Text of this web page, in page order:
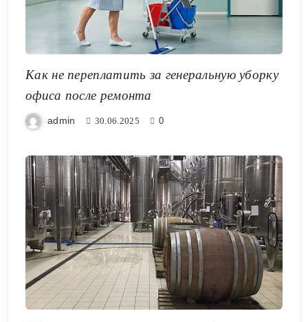
Как не переплатить за генеральную уборку
офиса после ремонта
admin 30.06.2025 0